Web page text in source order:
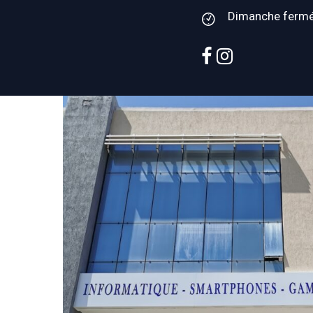
Dimanche
facebook
instagram